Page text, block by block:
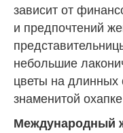
зависит от
и предпочтений
небольшие
цветы на длинных
знаменитой
Международный